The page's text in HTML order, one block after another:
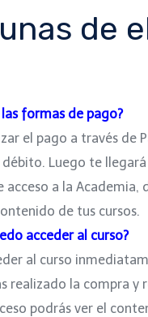
de
las formas de pago?
el pago a través de
Luego te
acceso a la Academia,
de tus cursos.
acceder al curso?
al curso
realizado la compra y
podrás ver el